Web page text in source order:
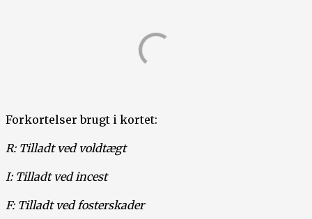
Forkortelser brugt i kortet:
R: Tilladt ved voldtægt
I: Tilladt ved incest
F: Tilladt ved fosterskader